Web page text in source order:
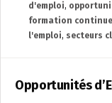
d'emploi,
formation continue
l'emploi, secteurs
Opportunités